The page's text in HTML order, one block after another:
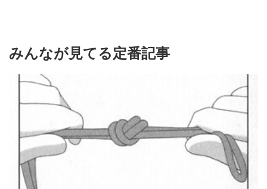
みんなが見てる定番記事